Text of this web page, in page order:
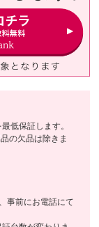
低保証します。
の欠品は除きま
事前にお電話にて